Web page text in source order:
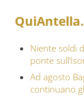
Niente soldi
ponte
Ad agosto
continuano